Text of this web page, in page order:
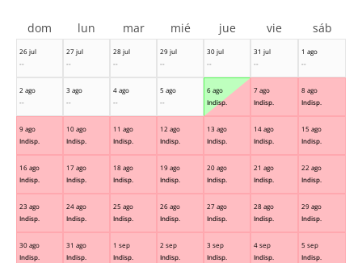
26 jul
--
27 jul
--
28 jul
--
29 jul
--
30 jul
--
31 jul
--
1 ago
--
2 ago
--
3 ago
--
4 ago
--
5 ago
--
6 ago
Indisp.
7 ago
Indisp.
8 ago
Indisp.
9 ago
Indisp.
10 ago
Indisp.
11 ago
Indisp.
12 ago
Indisp.
13 ago
Indisp.
14 ago
Indisp.
15 ago
Indisp.
16 ago
Indisp.
17 ago
Indisp.
18 ago
Indisp.
19 ago
Indisp.
20 ago
Indisp.
21 ago
Indisp.
22 ago
Indisp.
23 ago
Indisp.
24 ago
Indisp.
25 ago
Indisp.
26 ago
Indisp.
27 ago
Indisp.
28 ago
Indisp.
29 ago
Indisp.
30 ago
Indisp.
31 ago
Indisp.
1 sep
Indisp.
2 sep
Indisp.
3 sep
Indisp.
4 sep
Indisp.
5 sep
Indisp.
dom lun mar mié jue vie sáb